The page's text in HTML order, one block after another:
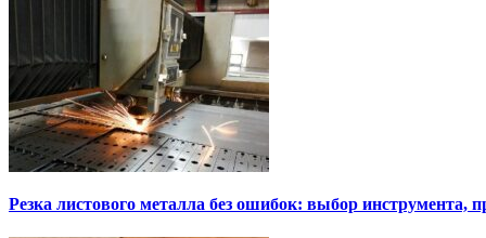
Резка листового металла без ошибок: выбор инструмента,